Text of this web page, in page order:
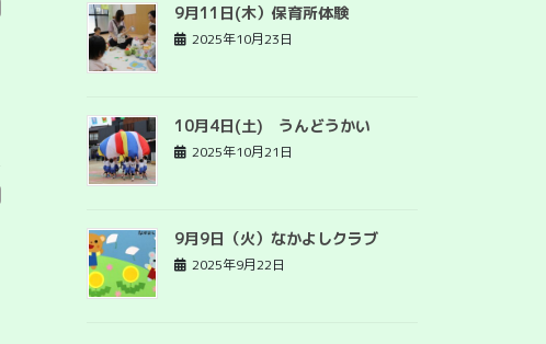
9月11日(木）保育所体験
2025年10月23日
10月4日(土) うんどうかい
2025年10月21日
9月9日（火）なかよしクラブ
2025年9月22日